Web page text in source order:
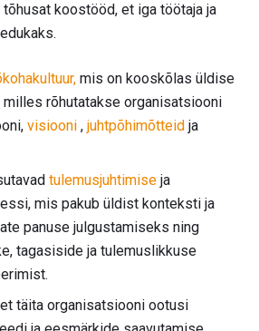
koostööd, et iga töötaja ja
mis on kooskõlas üldise
rõhutatakse organisatsiooni
visiooni , juhtpõhimõtteid ja
tulemusjuhtimise ja
mis pakub üldist konteksti ja
panuse julgustamiseks ning
tagasiside ja tulemuslikkuse
täita organisatsiooni ootusi